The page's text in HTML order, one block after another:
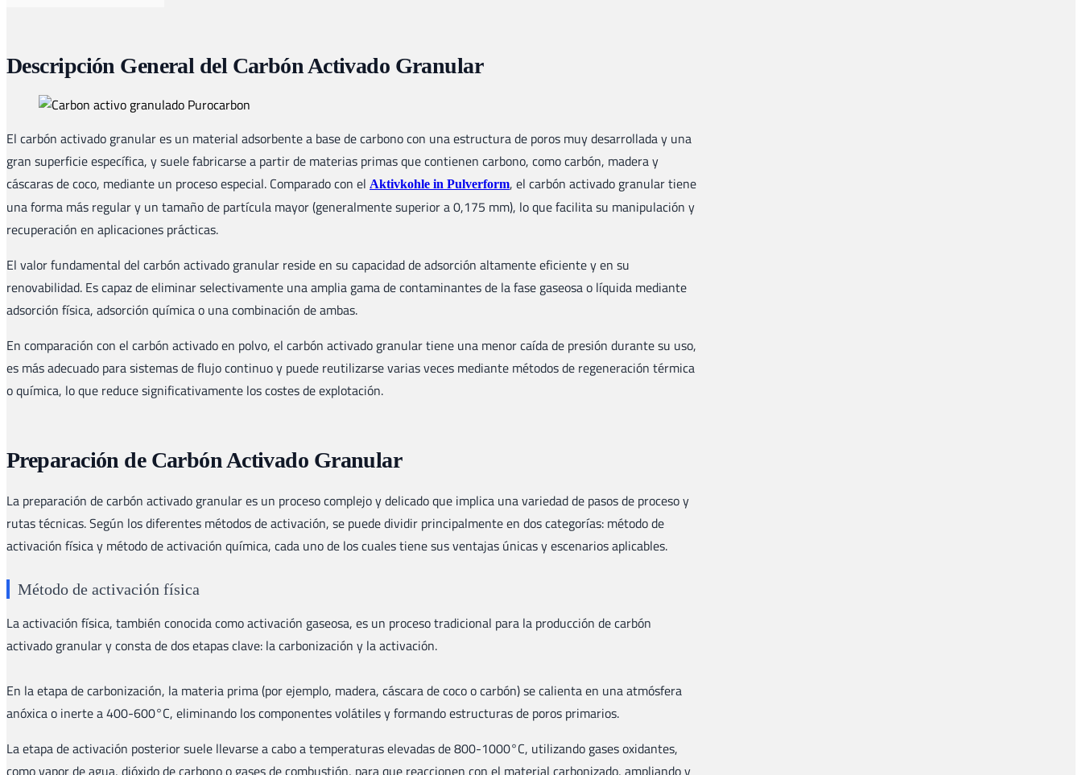
Descripción General del Carbón Activado Granular
El carbón activado granular es un material adsorbente a base de carbono con una estructura de poros muy desarrollada y una
gran superficie específica, y suele fabricarse a partir de materias primas que contienen carbono, como carbón, madera y
cáscaras de coco, mediante un proceso especial. Comparado con el Aktivkohle in Pulverform, el carbón activado granular tiene
una forma más regular y un tamaño de partícula mayor (generalmente superior a 0,175 mm), lo que facilita su manipulación y
recuperación en aplicaciones prácticas.
El valor fundamental del carbón activado granular reside en su capacidad de adsorción altamente eficiente y en su
renovabilidad. Es capaz de eliminar selectivamente una amplia gama de contaminantes de la fase gaseosa o líquida mediante
adsorción física, adsorción química o una combinación de ambas.
En comparación con el carbón activado en polvo, el carbón activado granular tiene una menor caída de presión durante su uso,
es más adecuado para sistemas de flujo continuo y puede reutilizarse varias veces mediante métodos de regeneración térmica
o química, lo que reduce significativamente los costes de explotación.
Preparación de Carbón Activado Granular
La preparación de carbón activado granular es un proceso complejo y delicado que implica una variedad de pasos de proceso y
rutas técnicas. Según los diferentes métodos de activación, se puede dividir principalmente en dos categorías: método de
activación física y método de activación química, cada uno de los cuales tiene sus ventajas únicas y escenarios aplicables.
Método de activación física
La activación física, también conocida como activación gaseosa, es un proceso tradicional para la producción de carbón
activado granular y consta de dos etapas clave: la carbonización y la activación.
En la etapa de carbonización, la materia prima (por ejemplo, madera, cáscara de coco o carbón) se calienta en una atmósfera
anóxica o inerte a 400-600°C, eliminando los componentes volátiles y formando estructuras de poros primarios.
La etapa de activación posterior suele llevarse a cabo a temperaturas elevadas de 800-1000°C, utilizando gases oxidantes,